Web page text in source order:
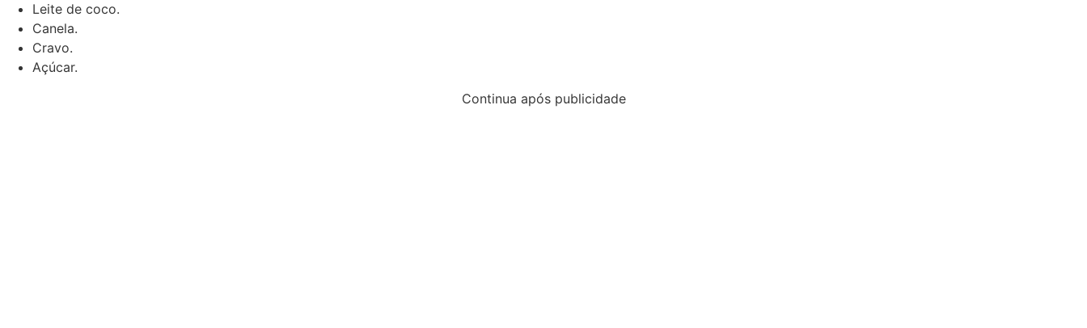
Leite de coco.
Canela.
Cravo.
Açúcar.
Continua após publicidade